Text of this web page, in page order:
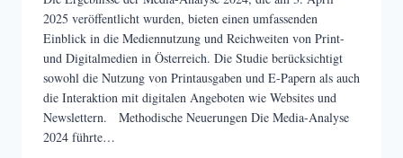
2025 veröffentlicht wurden, bieten einen umfassenden
Einblick in die Mediennutzung und Reichweiten von Print-
und Digitalmedien in Österreich. Die Studie berücksichtigt
sowohl die Nutzung von Printausgaben und E-Papern als auch
die Interaktion mit digitalen Angeboten wie Websites und
Newslettern. Methodische Neuerungen Die Media-Analyse
2024 führte…